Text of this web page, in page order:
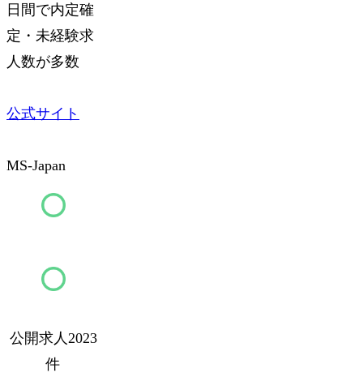
日間で内定確
定・ 未経験求
人数が多数
公式サイト
MS-Japan
公開求人2023
件